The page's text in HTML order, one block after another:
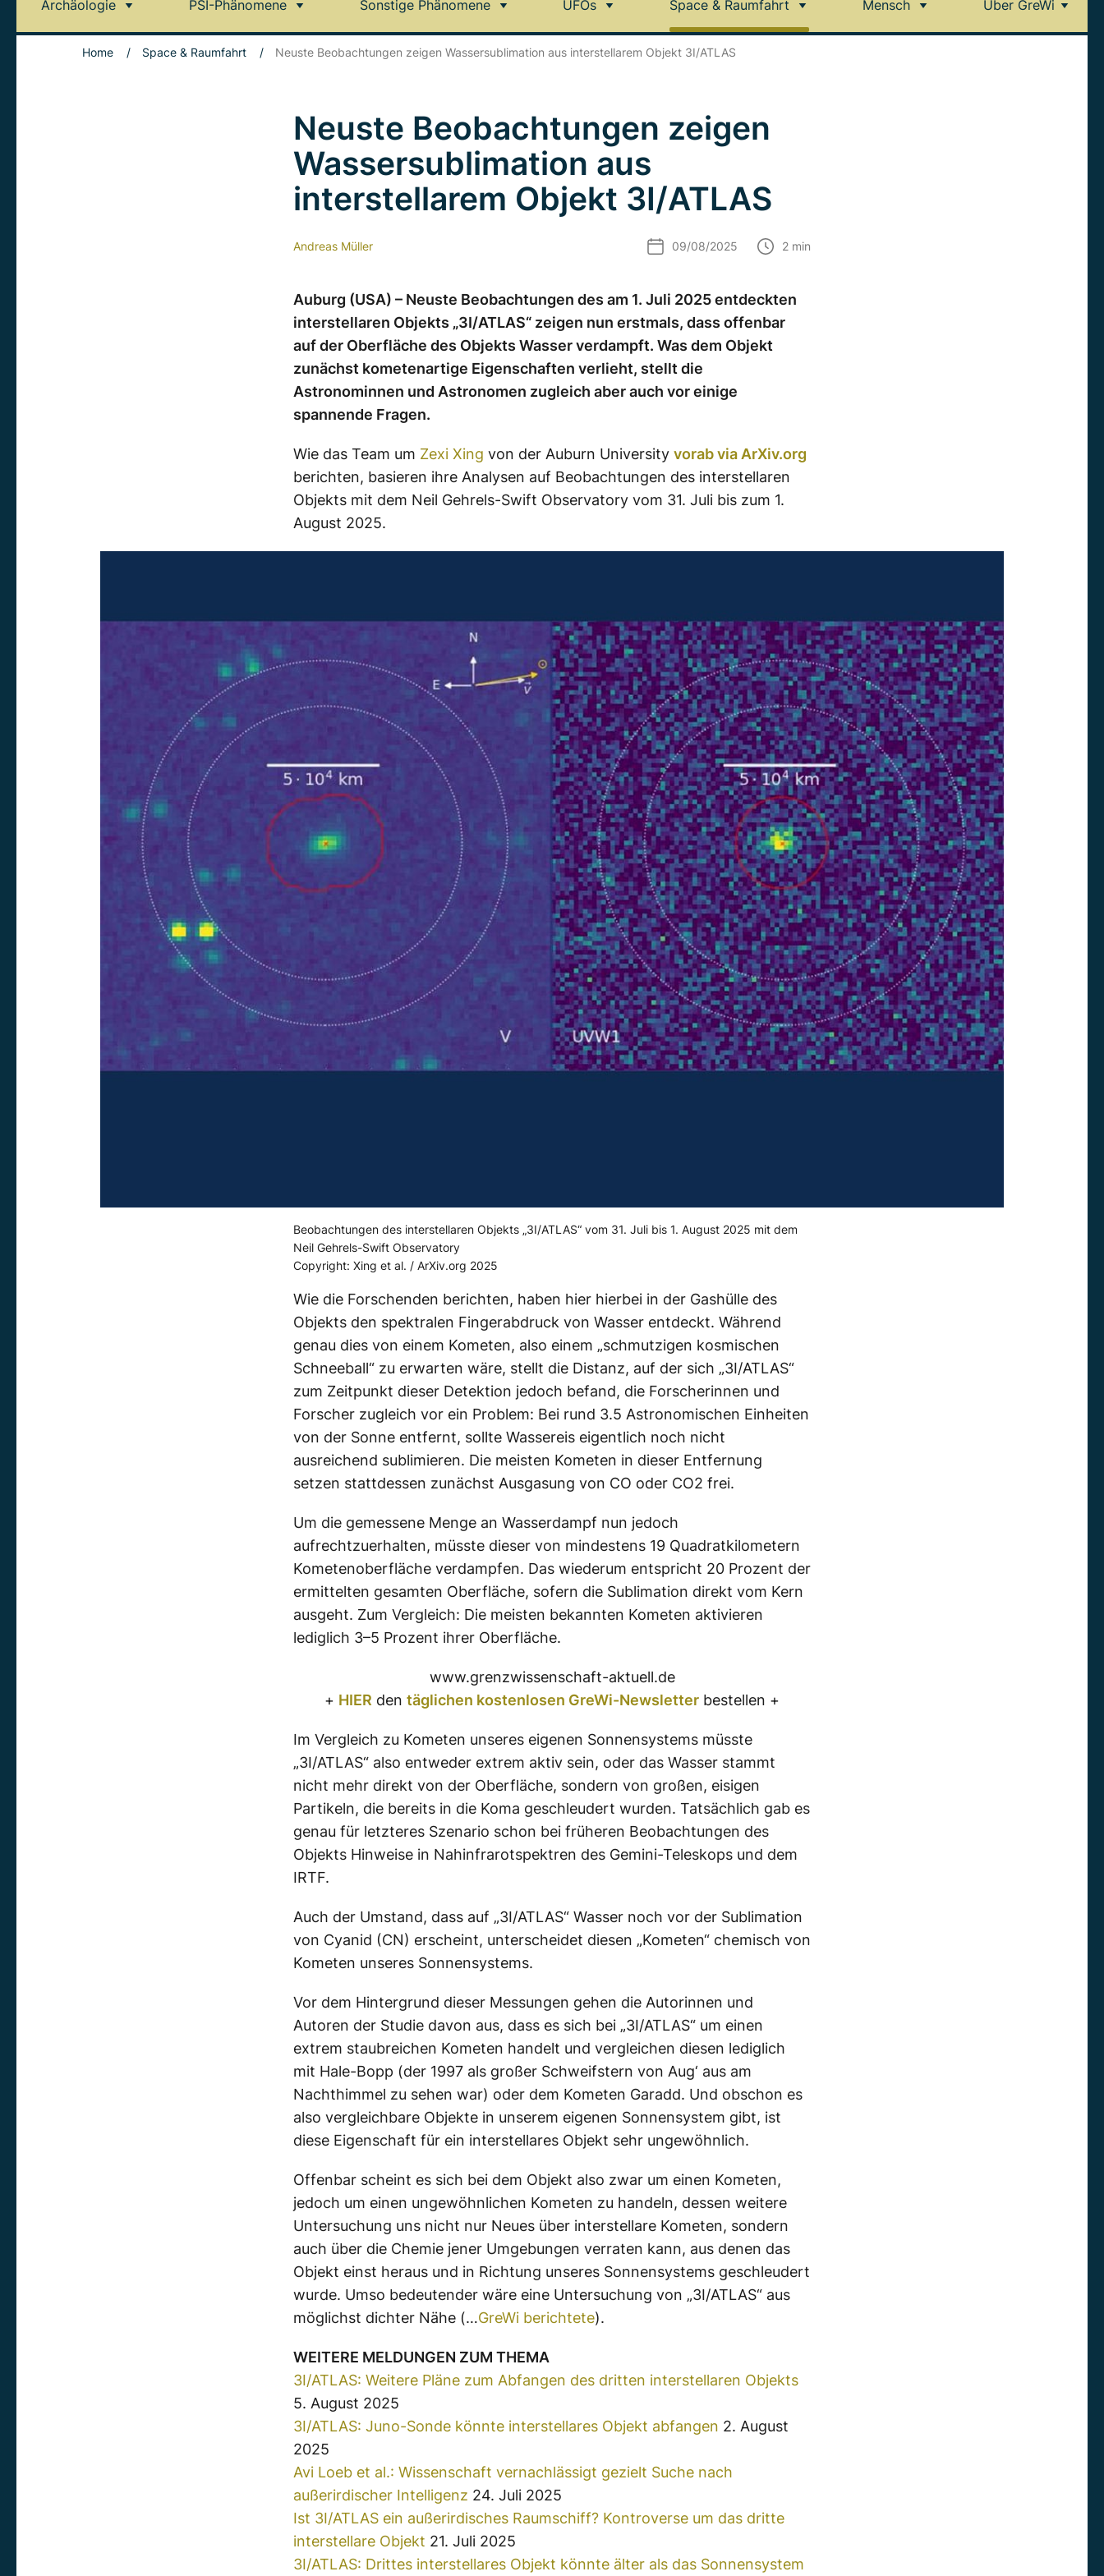
Archäologie PSI-Phänomene Sonstige Phänomene UFOs Space & Raumfahrt Mensch Über GreWi
Home / Space & Raumfahrt / Neuste Beobachtungen zeigen Wassersublimation aus interstellarem Objekt 3I/ATLAS
Neuste Beobachtungen zeigen
Wassersublimation aus
interstellarem Objekt 3I/ATLAS
Andreas Müller 09/08/2025 2 min
Auburg (USA) – Neuste Beobachtungen des am 1. Juli 2025 entdeckten
interstellaren Objekts „3I/ATLAS“ zeigen nun erstmals, dass offenbar
auf der Oberfläche des Objekts Wasser verdampft. Was dem Objekt
zunächst kometenartige Eigenschaften verlieht, stellt die
Astronominnen und Astronomen zugleich aber auch vor einige
spannende Fragen.
Wie das Team um Zexi Xing von der Auburn University vorab via ArXiv.org
berichten, basieren ihre Analysen auf Beobachtungen des interstellaren
Objekts mit dem Neil Gehrels-Swift Observatory vom 31. Juli bis zum 1.
August 2025.
Beobachtungen des interstellaren Objekts „3I/ATLAS“ vom 31. Juli bis 1. August 2025 mit dem
Neil Gehrels-Swift Observatory
Copyright: Xing et al. / ArXiv.org 2025
Wie die Forschenden berichten, haben hier hierbei in der Gashülle des
Objekts den spektralen Fingerabdruck von Wasser entdeckt. Während
genau dies von einem Kometen, also einem „schmutzigen kosmischen
Schneeball“ zu erwarten wäre, stellt die Distanz, auf der sich „3I/ATLAS“
zum Zeitpunkt dieser Detektion jedoch befand, die Forscherinnen und
Forscher zugleich vor ein Problem: Bei rund 3.5 Astronomischen Einheiten
von der Sonne entfernt, sollte Wassereis eigentlich noch nicht
ausreichend sublimieren. Die meisten Kometen in dieser Entfernung
setzen stattdessen zunächst Ausgasung von CO oder CO2 frei.
Um die gemessene Menge an Wasserdampf nun jedoch
aufrechtzuerhalten, müsste dieser von mindestens 19 Quadratkilometern
Kometenoberfläche verdampfen. Das wiederum entspricht 20 Prozent der
ermittelten gesamten Oberfläche, sofern die Sublimation direkt vom Kern
ausgeht. Zum Vergleich: Die meisten bekannten Kometen aktivieren
lediglich 3–5 Prozent ihrer Oberfläche.
www.grenzwissenschaft-aktuell.de
+ HIER den täglichen kostenlosen GreWi-Newsletter bestellen +
Im Vergleich zu Kometen unseres eigenen Sonnensystems müsste
„3I/ATLAS“ also entweder extrem aktiv sein, oder das Wasser stammt
nicht mehr direkt von der Oberfläche, sondern von großen, eisigen
Partikeln, die bereits in die Koma geschleudert wurden. Tatsächlich gab es
genau für letzteres Szenario schon bei früheren Beobachtungen des
Objekts Hinweise in Nahinfrarotspektren des Gemini-Teleskops und dem
IRTF.
Auch der Umstand, dass auf „3I/ATLAS“ Wasser noch vor der Sublimation
von Cyanid (CN) erscheint, unterscheidet diesen „Kometen“ chemisch von
Kometen unseres Sonnensystems.
Vor dem Hintergrund dieser Messungen gehen die Autorinnen und
Autoren der Studie davon aus, dass es sich bei „3I/ATLAS“ um einen
extrem staubreichen Kometen handelt und vergleichen diesen lediglich
mit Hale-Bopp (der 1997 als großer Schweifstern von Aug‘ aus am
Nachthimmel zu sehen war) oder dem Kometen Garadd. Und obschon es
also vergleichbare Objekte in unserem eigenen Sonnensystem gibt, ist
diese Eigenschaft für ein interstellares Objekt sehr ungewöhnlich.
Offenbar scheint es sich bei dem Objekt also zwar um einen Kometen,
jedoch um einen ungewöhnlichen Kometen zu handeln, dessen weitere
Untersuchung uns nicht nur Neues über interstellare Kometen, sondern
auch über die Chemie jener Umgebungen verraten kann, aus denen das
Objekt einst heraus und in Richtung unseres Sonnensystems geschleudert
wurde. Umso bedeutender wäre eine Untersuchung von „3I/ATLAS“ aus
möglichst dichter Nähe (…GreWi berichtete).
WEITERE MELDUNGEN ZUM THEMA
3I/ATLAS: Weitere Pläne zum Abfangen des dritten interstellaren Objekts
5. August 2025
3I/ATLAS: Juno-Sonde könnte interstellares Objekt abfangen 2. August
2025
Avi Loeb et al.: Wissenschaft vernachlässigt gezielt Suche nach
außerirdischer Intelligenz 24. Juli 2025
Ist 3I/ATLAS ein außerirdisches Raumschiff? Kontroverse um das dritte
interstellare Objekt 21. Juli 2025
3I/ATLAS: Drittes interstellares Objekt könnte älter als das Sonnensystem